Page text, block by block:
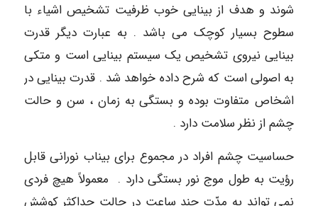
شوند و هدف از بینایی خوب ظرفیت تشخیص اشیاء با
سطوح بسیار کوچک می باشد . به عبارت دیگر قدرت
بینایی نیروی تشخیص یک سیستم بینایی است و متکی
به اصولی است که شرح داده خواهد شد . قدرت بینایی در
اشخاص متفاوت بوده و بستگی به زمان ، سن و حالت
چشم از نظر سلامت دارد .
حساسیت چشم افراد در مجموع برای بیناب نورانی قابل
رؤیت به طول موج نور بستگی دارد . معمولاً هیچ فردی
نمی تواند به مدّت چند ساعت در حالت حداکثر کوشش